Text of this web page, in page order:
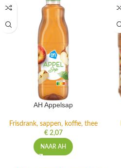
AH Appelsap
Frisdrank, sappen, koffie, thee
€2,07
NAAR AH